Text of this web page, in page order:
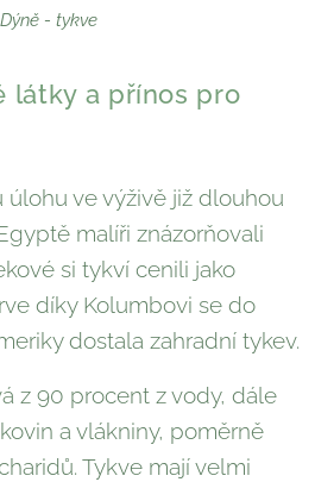
Dýně - tykve
látky a přínos pro
ve výživě již dlouhou
malíři znázorňovali
si tykví cenili jako
díky Kolumbovi se do
dostala zahradní tykev.
z 90 procent z vody, dále
a vlákniny, poměrně
Tykve mají velmi